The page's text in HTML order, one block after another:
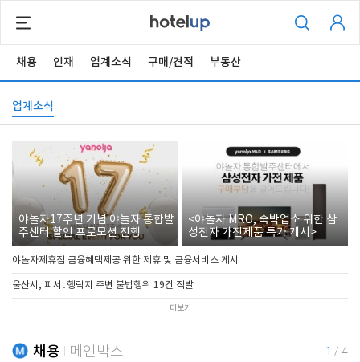
채용 인재 업계소식 구매/견적 부동산
업계소식
야놀자17주년 기념 야놀자 통합발
주센터 할인 프로모션 진행
<야놀자 MRO, 숙박업소 위한 삼
성전자 가전제품 특가 개시>
야놀자제휴점 금융혜택제공 위한 제휴 및 금융서비스 게시
울산시, 피서․행락지 주변 불법행위 19건 적발
더보기
채용 메인박스 1 / 4